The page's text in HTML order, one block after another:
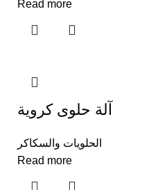
Read more
آلة حلوى كروية
الحلويات والسكاكر
Read more